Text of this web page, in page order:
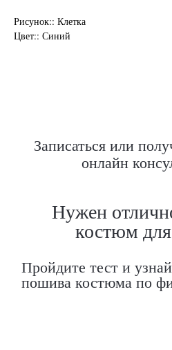
Рисунок:: Клетка
Цвет:: Синий
Записаться или
онлайн
Какую ткань выбрать?
Какой фасон подойдет
Как должен сидеть
индивидуальность?
Ответим на все вопросы в удобном
Max
Нужен отлично
костюм для офиса?